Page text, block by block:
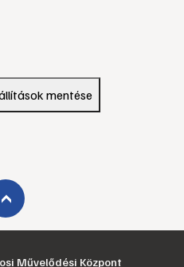
mentése
Művelődési Központ